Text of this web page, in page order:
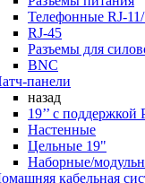
Телефонные RJ-
RJ-45
Разъемы для
BNC
панели
назад
19’’ с поддержкой
Настенные
Цельные 19"
Наборные/
кабельная